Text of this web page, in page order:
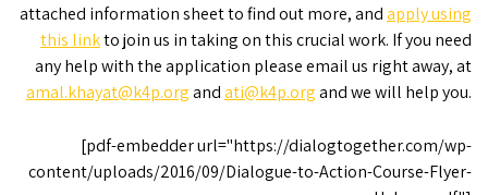
attached information sheet to find out more, andapply using
this linkto join us in taking on this crucial work. If you need
any help with the application please email us right away, at
amal.khayat@k4p.organdati@k4p.organd we will help you.
[pdf-embedder url="https://dialogtogether.com/wp-
content/uploads/2016/09/Dialogue-to-Action-Course-Flyer-